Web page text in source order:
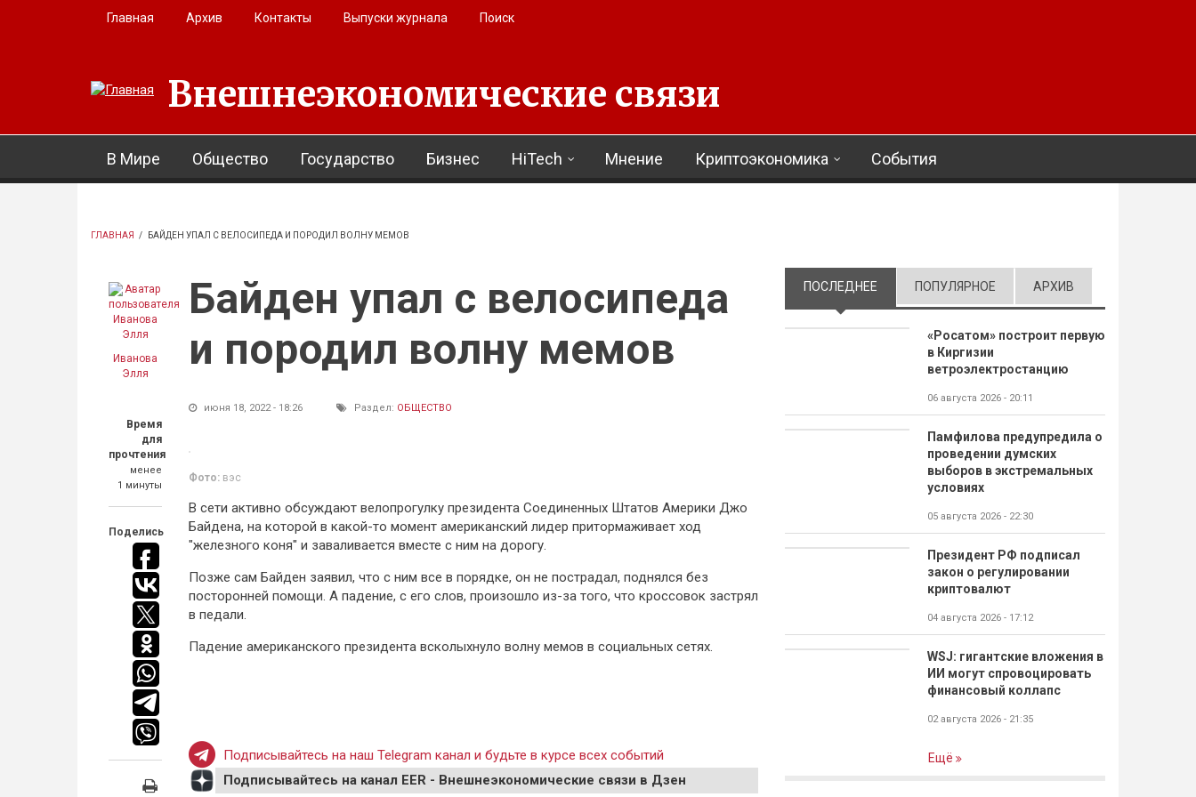
Перейти к основному содержанию
Главная Архив Контакты Выпуски журнала Поиск
Внешнеэкономические связи
В Мире Общество Государство Бизнес HiTech Мнение Криптоэкономика События
ГЛАВНАЯ / БАЙДЕН УПАЛ С ВЕЛОСИПЕДА И ПОРОДИЛ ВОЛНУ МЕМОВ
Иванова
Элля
Время
для
прочтения
менее
1 минуты
Поделись
Байден упал с велосипеда
и породил волну мемов
июня 18, 2022 - 18:26 Раздел: ОБЩЕСТВО
Фото: вэс
В сети активно обсуждают велопрогулку президента Соединенных Штатов Америки Джо
Байдена, на которой в какой-то момент американский лидер притормаживает ход
"железного коня" и заваливается вместе с ним на дорогу.
Позже сам Байден заявил, что с ним все в порядке, он не пострадал, поднялся без
посторонней помощи. А падение, с его слов, произошло из-за того, что кроссовок застрял
в педали.
Падение американского президента всколыхнуло волну мемов в социальных сетях.
Подписывайтесь на наш Telegram канал и будьте в курсе всех событий
Подписывайтесь на канал EER - Внешнеэкономические связи в Дзен
ПОСЛЕДНЕЕ (АКТИВНАЯ ВКЛАДКА)
ПОПУЛЯРНОЕ АРХИВ
«Росатом» построит первую
в Киргизии
ветроэлектростанцию
06 августа 2026 - 20:11
Памфилова предупредила о
проведении думских
выборов в экстремальных
условиях
05 августа 2026 - 22:30
Президент РФ подписал
закон о регулировании
криптовалют
04 августа 2026 - 17:12
WSJ: гигантские вложения в
ИИ могут спровоцировать
финансовый коллапс
02 августа 2026 - 21:35
Ещё